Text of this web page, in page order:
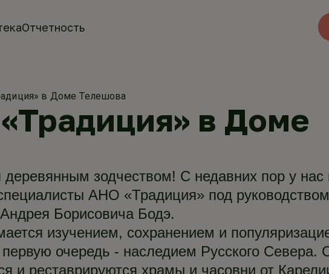
Отчетность
в Доме Телешова
в Доме
деревянным зодчеством! С недавних пор у нас
АНО «Традиция» под руководством
Борисовича Бодэ.
изучением, сохранением и
очередь - наследием Русского Севера.
и реставрируются храмы и часовни от